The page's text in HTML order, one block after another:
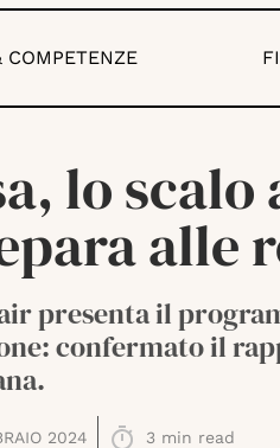
COMPETENZE
lo
alle
presenta il
confermato il
2024 3 min read